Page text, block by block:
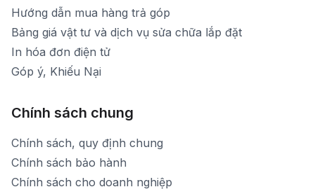
Hướng dẫn mua hàng trả góp
Bảng giá vật tư và dịch vụ sửa chữa lắp đặt
In hóa đơn điện tử
Góp ý, Khiếu Nại
Chính sách chung
Chính sách, quy định chung
Chính sách bảo hành
Chính sách cho doanh nghiệp